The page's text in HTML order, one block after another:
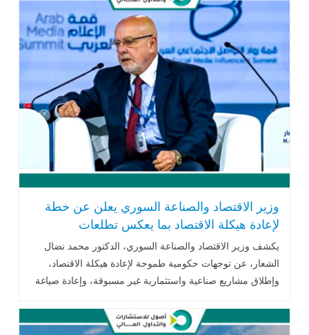
وزير الاقتصاد والصناعة السوري يعلن عن خطة
لإعادة هيكلة الاقتصاد بما يعكس تطلعات
السوريين
يكشف وزير الاقتصاد والصناعة السوري، الدكتور محمد نضال
الشعار، عن توجهات حكومية طموحة لإعادة هيكلة الاقتصاد،
وإطلاق مشاريع صناعية واستثمارية غير مسبوقة، وإعادة صياغة